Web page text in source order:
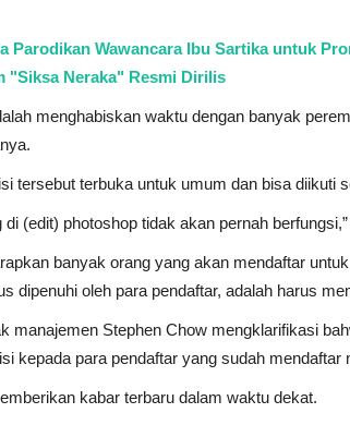
Parodikan Wawancara Ibu Sartika untuk
"Siksa Neraka" Resmi Dirilis
menghabiskan waktu dengan banyak
tersebut terbuka untuk umum dan bisa diikuti
di (edit) photoshop tidak akan pernah
banyak orang yang akan mendaftar
dipenuhi oleh para pendaftar, adalah harus
manajemen Stephen Chow mengklarifikasi
kepada para pendaftar yang sudah mendaftar
kabar terbaru dalam waktu dekat.